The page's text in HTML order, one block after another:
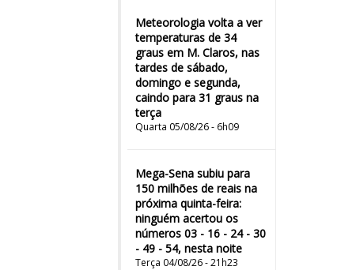
Meteorologia volta a ver
temperaturas de 34
graus em M. Claros, nas
tardes de sábado,
domingo e segunda,
caindo para 31 graus na
terça
Quarta 05/08/26 - 6h09
Mega-Sena subiu para
150 milhões de reais na
próxima quinta-feira:
ninguém acertou os
números 03 - 16 - 24 - 30
- 49 - 54, nesta noite
Terça 04/08/26 - 21h23